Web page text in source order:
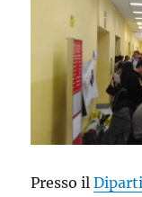
Presso il